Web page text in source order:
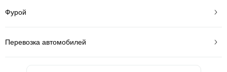
Фурой
Перевозка автомобилей